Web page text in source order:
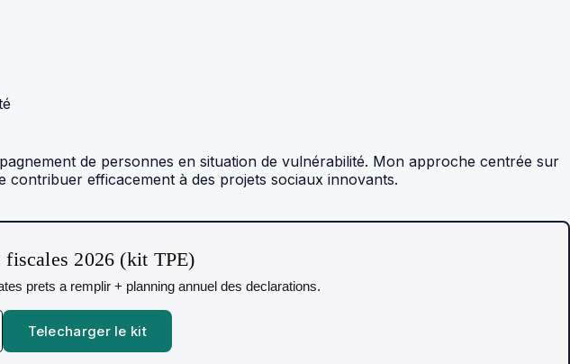
de personnes en situation de vulnérabilité. Mon approche centrée sur
contribuer efficacement à des projets sociaux innovants.
fiscales 2026 (kit TPE)
prets a remplir + planning annuel des declarations.
Telecharger le kit